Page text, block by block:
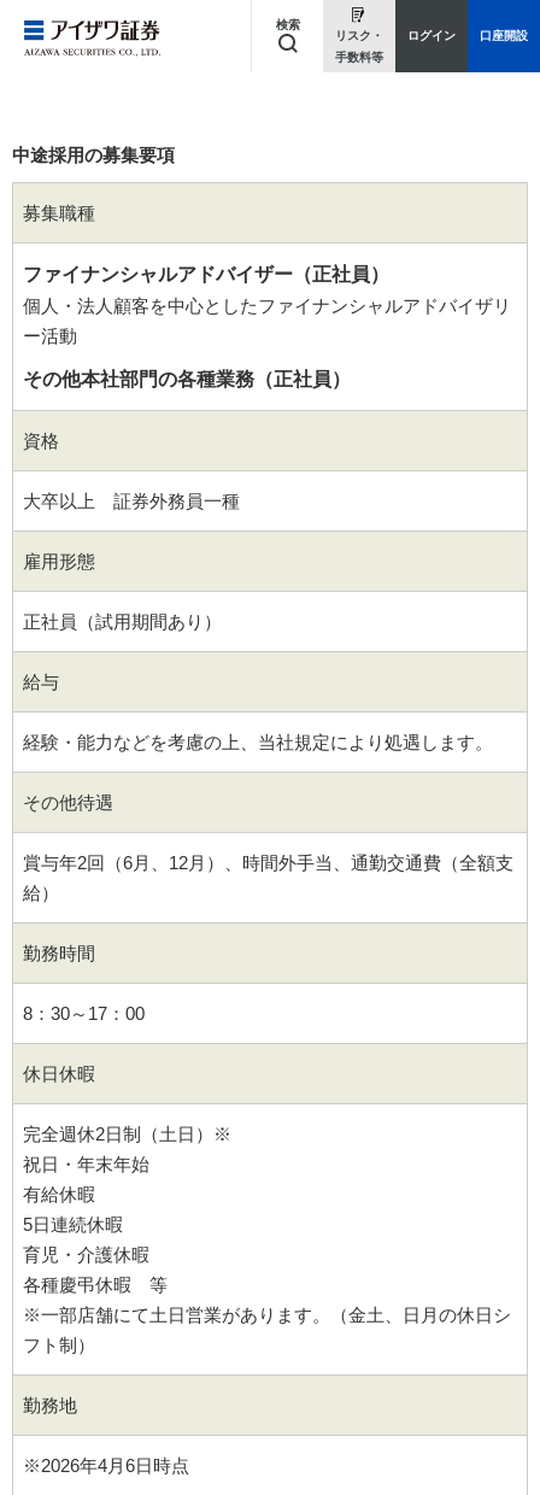
検索
リスク・
手数料等
ログイン 口座開設
中途採用の募集要項
募集職種
ファイナンシャルアドバイザー（正社員）
個人・法人顧客を中心としたファイナンシャルアドバイザリ
ー活動
その他本社部門の各種業務（正社員）
資格
大卒以上 証券外務員一種
雇用形態
正社員（試用期間あり）
給与
経験・能力などを考慮の上、当社規定により処遇します。
その他待遇
賞与年2回（6月、12月）、時間外手当、通勤交通費（全額支
給）
勤務時間
8：30～17：00
休日休暇
完全週休2日制（土日）※
祝日・年末年始
有給休暇
5日連続休暇
育児・介護休暇
各種慶弔休暇 等
※一部店舗にて土日営業があります。（金土、日月の休日シ
フト制）
勤務地
※2026年4月6日時点